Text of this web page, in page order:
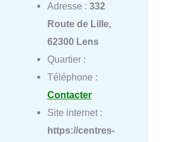
Adresse : 332
Route de Lille,
62300 Lens
Quartier :
Téléphone :
Contacter
Site internet :
https://centres-